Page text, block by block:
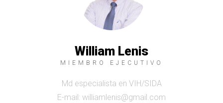
William Lenis
MIEMBRO EJECUTIVO
Md especialista en VIH/SIDA
E-mail: williamlenis@gmail.com